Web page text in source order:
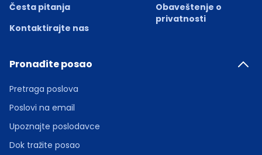
Česta pitanja
Kontaktirajte nas
Obaveštenje o
privatnosti
Pronađite posao
Pretraga poslova
Poslovi na email
Upoznajte poslodavce
Dok tražite posao